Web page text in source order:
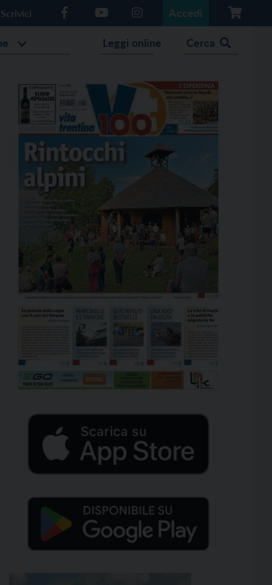
Scrivici Accedi
Leggi online Cerca